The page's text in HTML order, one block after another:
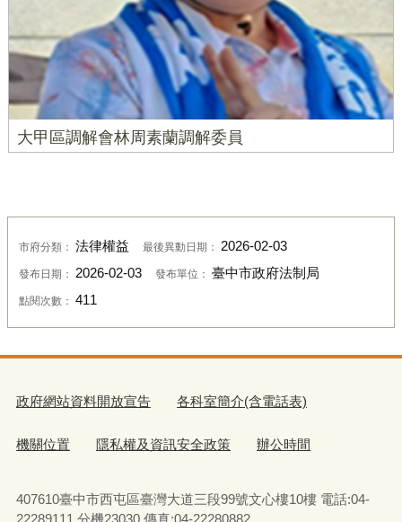
大甲區調解會林周素蘭調解委員
市府分類： 法律權益 最後異動日期： 2026-02-03
發布日期： 2026-02-03 發布單位： 臺中市政府法制局
點閱次數： 411
政府網站資料開放宣告 各科室簡介(含電話表)
機關位置 隱私權及資訊安全政策 辦公時間
407610臺中市西屯區臺灣大道三段99號文心樓10樓 電話:04-
22289111 分機23030 傳真:04-22280882